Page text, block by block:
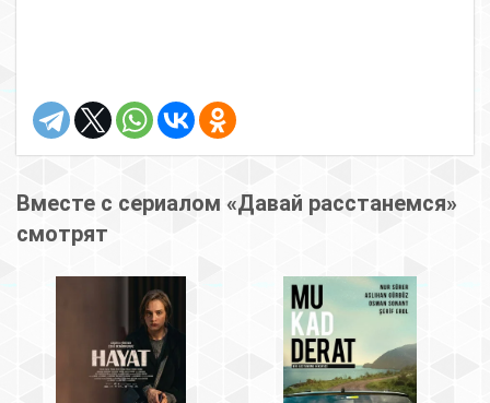
Вместе с сериалом «Давай расстанемся»
смотрят